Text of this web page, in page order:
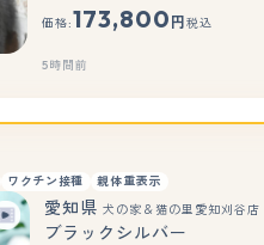
価格:173,800 円 税込
5時間前
ワクチン接種 親体重表示
愛知県 犬の家＆猫の里愛知刈谷店
ブラックシルバー